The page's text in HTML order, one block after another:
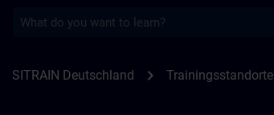
SITRAIN Deutschland chevron_right Trainingsstandorte